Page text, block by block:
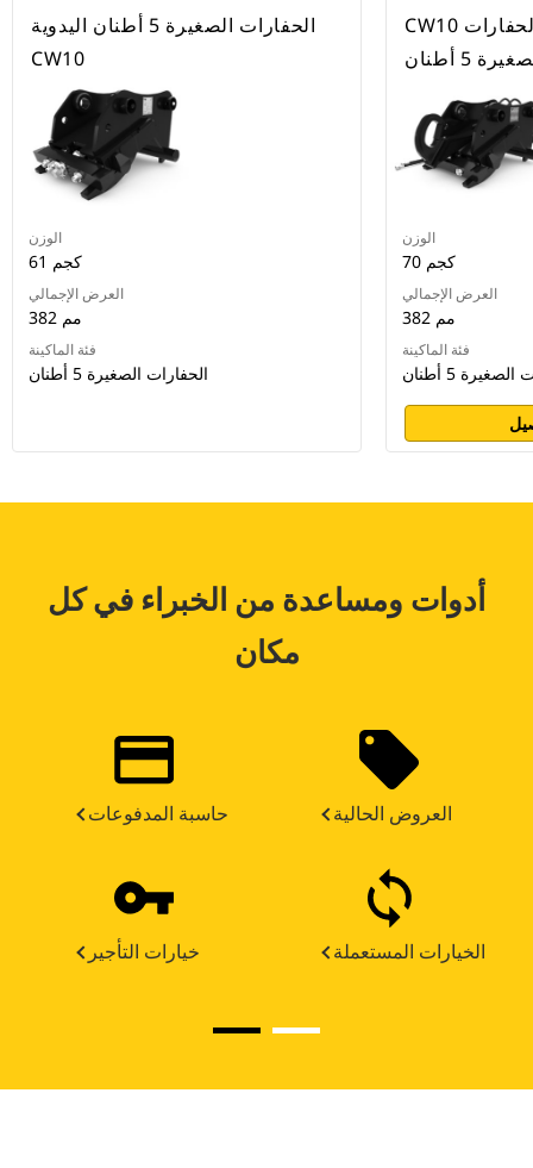
الحفارات الصغيرة 5 أطنان اليدوية
CW10
الوزن
61 كجم
العرض الإجمالي
382 مم
فئة الماكينة
الحفارات الصغيرة 5 أطنان
CW10 هيدروليكي، خطاف، الحفارات
5 أطنان
الوزن
70 كجم
العرض الإجمالي
382 مم
فئة الماكينة
5 أطنان
أدوات ومساعدة من الخبراء في كل
مكان
حاسبة المدفوعات العروض الحالية
خيارات التأجير الخيارات المستعملة